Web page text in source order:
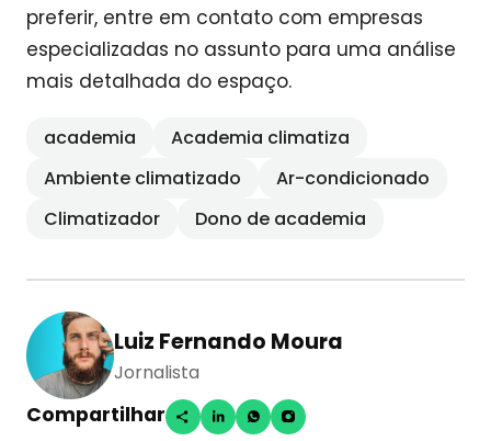
preferir, entre em contato com empresas
especializadas no assunto para uma análise
mais detalhada do espaço.
academia
Academia climatiza
Ambiente climatizado
Ar-condicionado
Climatizador
Dono de academia
Luiz Fernando Moura
Jornalista
Compartilhar